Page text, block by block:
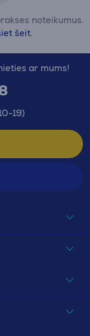
noteikumus.
šeit.
ar mums!
19)